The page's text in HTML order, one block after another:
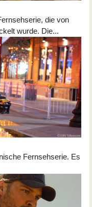
die von
wurde. Die...
Fernsehserie. Es